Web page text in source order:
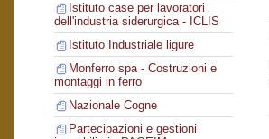
Istituto case per lavoratori
dell'industria siderurgica - ICLIS
Istituto Industriale ligure
Monferro spa - Costruzioni e
montaggi in ferro
Nazionale Cogne
Partecipazioni e gestioni